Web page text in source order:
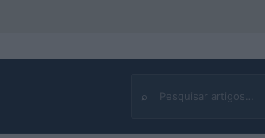
⌕
Buscar